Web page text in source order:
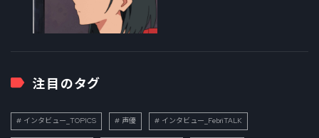
注目のタグ
インタビュー_TOPICS 声優 インタビュー_FebriTALK